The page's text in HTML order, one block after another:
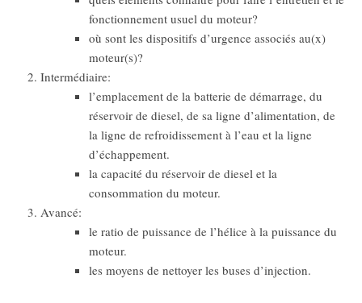
fonctionnement usuel du moteur?
où sont les dispositifs d’urgence associés au(x)
moteur(s)?
Intermédiaire:
l’emplacement de la batterie de démarrage, du
réservoir de diesel, de sa ligne d’alimentation, de
la ligne de refroidissement à l’eau et la ligne
d’échappement.
la capacité du réservoir de diesel et la
consommation du moteur.
Avancé:
le ratio de puissance de l’hélice à la puissance du
moteur.
les moyens de nettoyer les buses d’injection.